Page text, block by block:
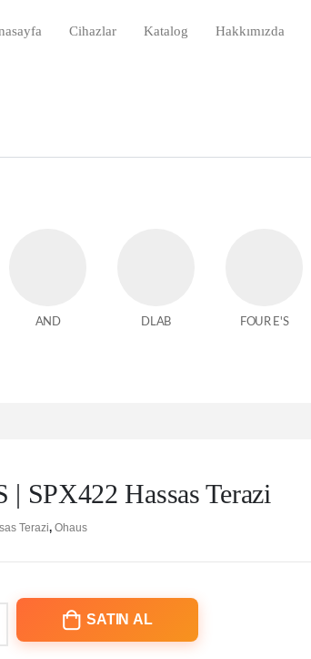
Cihazlar Katalog Hakkımızda
AND DLAB FOUR E'S
| SPX422 Hassas Terazi
Terazi, Ohaus
SATIN AL